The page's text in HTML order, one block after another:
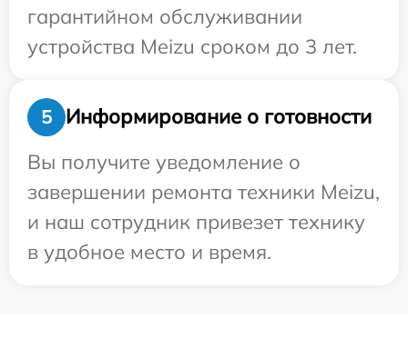
гарантийном обслуживании
устройства Meizu сроком до 3 лет.
5
Информирование о готовности
Вы получите уведомление о
завершении ремонта техники Meizu,
и наш сотрудник привезет технику
в удобное место и время.